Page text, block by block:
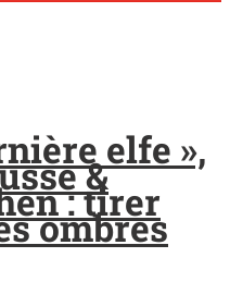
elfe »,
&
: tirer
ombres